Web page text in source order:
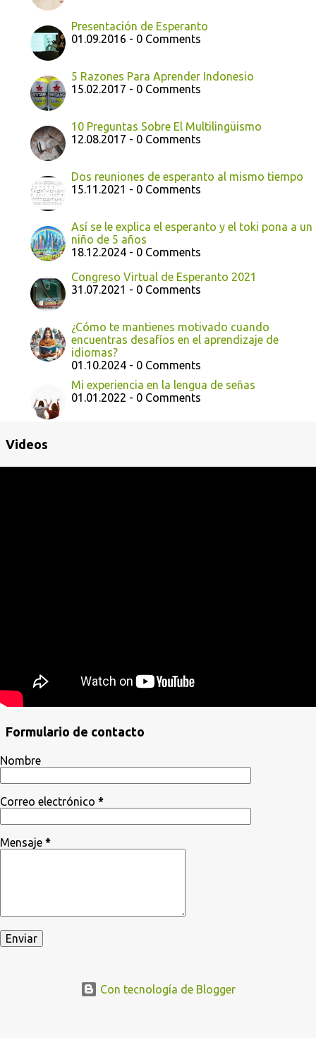
Presentación de Esperanto
01.09.2016 - 0 Comments
5 Razones Para Aprender Indonesio
15.02.2017 - 0 Comments
10 Preguntas Sobre El Multilingüismo
12.08.2017 - 0 Comments
Dos reuniones de esperanto al mismo tiempo
15.11.2021 - 0 Comments
Así se le explica el esperanto y el toki pona a un
niño de 5 años
18.12.2024 - 0 Comments
Congreso Virtual de Esperanto 2021
31.07.2021 - 0 Comments
¿Cómo te mantienes motivado cuando
encuentras desafíos en el aprendizaje de
idiomas?
01.10.2024 - 0 Comments
Mi experiencia en la lengua de señas
01.01.2022 - 0 Comments
Videos
Formulario de contacto
Nombre
Correo electrónico *
Mensaje *
Con tecnología de Blogger